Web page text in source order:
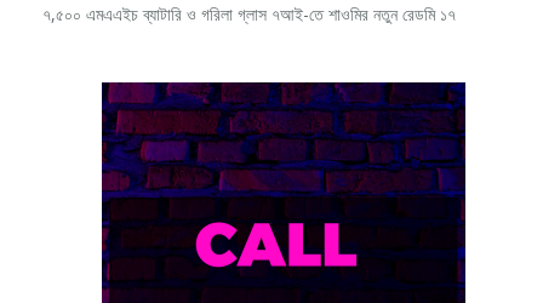
৭,৫০০ এমএএইচ ব্যাটারি ও গরিলা গ্লাস ৭আই-তে শাওমির নতুন রেডমি ১৭